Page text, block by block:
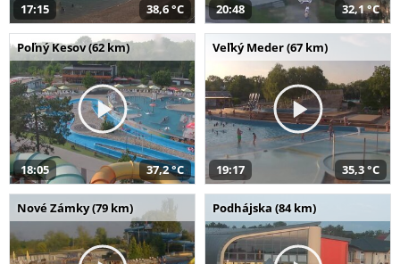
17:15 38,6 °C 20:48 32,1 °C
Poľný Kesov (62 km)
18:05 37,2 °C
Veľký Meder (67 km)
19:17 35,3 °C
Nové Zámky (79 km) Podhájska (84 km)